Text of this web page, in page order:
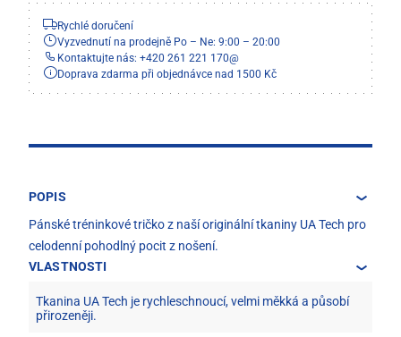
Rychlé doručení
Vyzvednutí na prodejně Po – Ne: 9:00 – 20:00
Kontaktujte nás: +420 261 221 170@
Doprava zdarma při objednávce nad 1500 Kč
POPIS
Pánské tréninkové tričko z naší originální tkaniny UA Tech pro
celodenní pohodlný pocit z nošení.
VLASTNOSTI
Tkanina UA Tech je rychleschnoucí, velmi měkká a působí
přirozeněji.